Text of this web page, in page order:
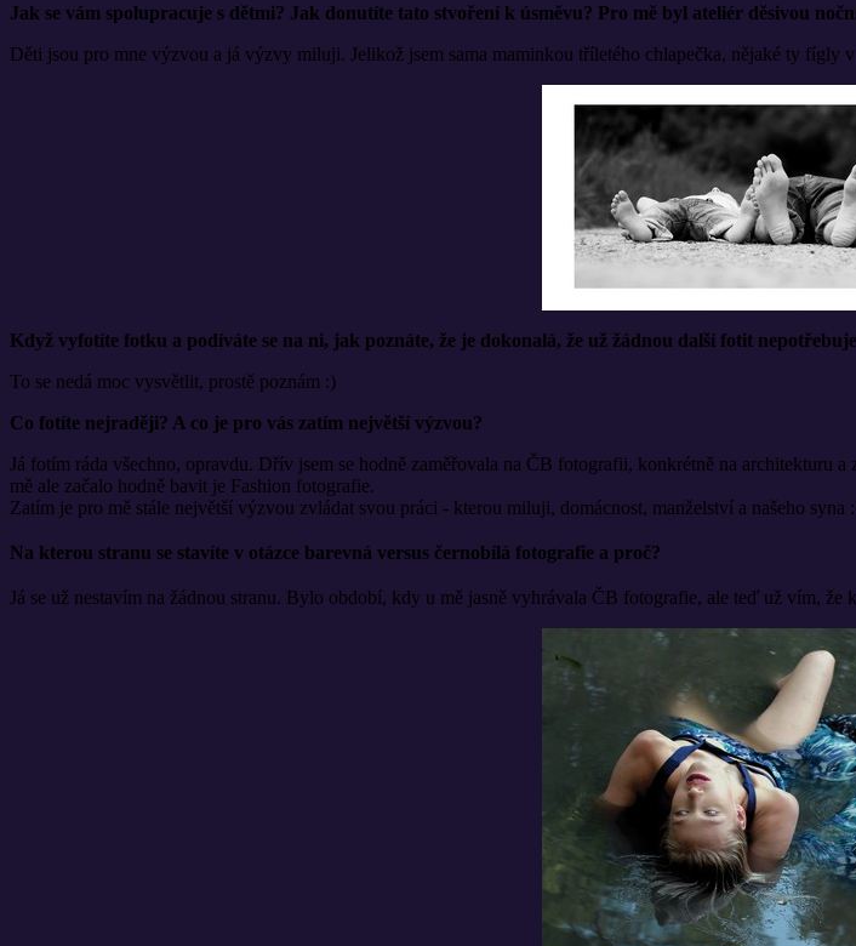
Jak se vám spolupracuje s dětmi? Jak donutíte tato stvoření k úsměvu? Pro mě byl ateliér děsivou
Děti jsou pro mne výzvou a já výzvy miluji. Jelikož jsem sama maminkou tříletého chlapečka, nějaké ty fígly
Když vyfotíte fotku a podíváte se na ni, jak poznáte, že je dokonalá, že už žádnou další fotit
To se nedá moc vysvětlit, prostě poznám :)
Co fotíte nejraději? A co je pro vás zatím největší výzvou?
Já fotím ráda všechno, opravdu. Dřív jsem se hodně zaměřovala na ČB fotografii, konkrétně na architekturu
mě ale začalo hodně bavit je Fashion fotografie.
Zatím je pro mě stále největší výzvou zvládat svou práci - kterou miluji, domácnost, manželství a našeho syna
Na kterou stranu se stavíte v otázce barevná versus černobílá fotografie a proč?
Já se už nestavím na žádnou stranu. Bylo období, kdy u mě jasně vyhrávala ČB fotografie, ale teď už vím, že